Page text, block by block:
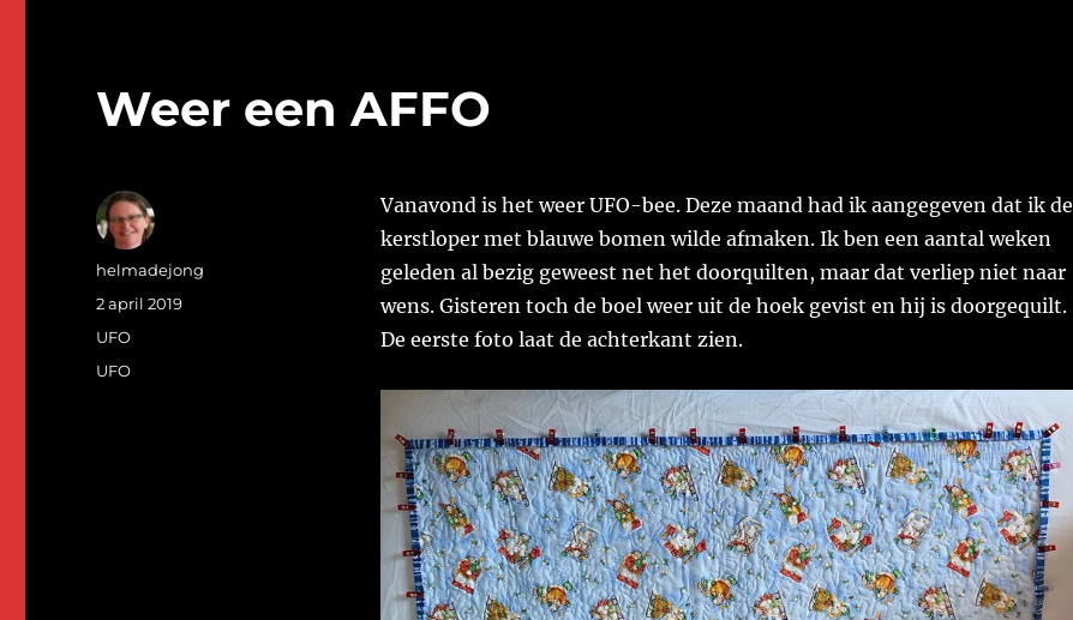
Weer een AFFO
Vanavond is het weer UFO-bee. Deze maand had ik aangegeven dat ik de
kerstloper met blauwe bomen wilde afmaken. Ik ben een aantal weken
geleden al bezig geweest net het doorquilten, maar dat verliep niet naar
wens. Gisteren toch de boel weer uit de hoek gevist en hij is doorgequilt.
De eerste foto laat de achterkant zien.
Auteur
helmadejong
Geplaatst
op
2 april 2019
Categorieën
UFO
Tags
UFO